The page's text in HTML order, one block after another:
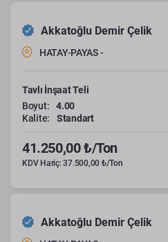
Akkatoğlu Demir Çelik
HATAY-PAYAS -
Tavlı İnşaat Teli
Boyut:
4.00
Kalite:
Standart
41.250,00 ₺/Ton
KDV Hariç: 37.500,00 ₺/Ton
Akkatoğlu Demir Çelik